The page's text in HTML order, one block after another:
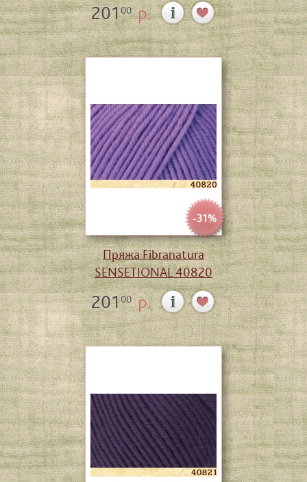
20100р.
-31%
Пряжа Fibranatura
SENSETIONAL 40820
20100р.